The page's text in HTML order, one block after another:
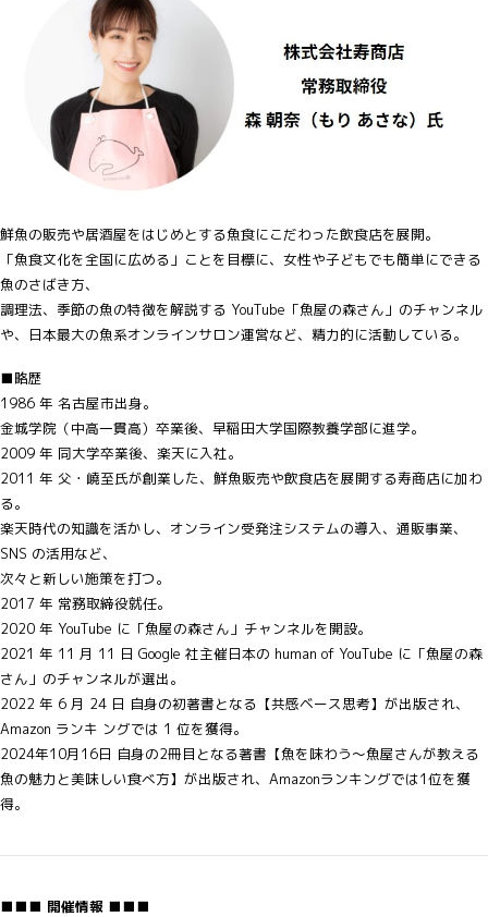
鮮魚の販売や居酒屋をはじめとする魚食にこだわった飲食店を展開。
「魚食文化を全国に広める」ことを目標に、女性や子どもでも簡単にできる
魚のさばき方、
調理法、季節の魚の特徴を解説する YouTube「魚屋の森さん」のチャンネル
や、日本最大の魚系オンラインサロン運営など、精力的に活動している。
■略歴
1986 年 名古屋市出身。
金城学院（中高一貫高）卒業後、早稲田大学国際教養学部に進学。
2009 年 同大学卒業後、楽天に入社。
2011 年 父・嶢至氏が創業した、鮮魚販売や飲食店を展開する寿商店に加わ
る。
楽天時代の知識を活かし、オンライン受発注システムの導入、通販事業、
SNS の活用など、
次々と新しい施策を打つ。
2017 年 常務取締役就任。
2020 年 YouTube に「魚屋の森さん」チャンネルを開設。
2021 年 11 月 11 日 Google 社主催日本の human of YouTube に「魚屋の森
さん」のチャンネルが選出。
2022 年 6 月 24 日 自身の初著書となる【共感ベース思考】が出版され、
Amazon ランキ ングでは 1 位を獲得。
2024年10月16日 自身の2冊目となる著書【魚を味わう～魚屋さんが教える
魚の魅力と美味しい食べ方】が出版され、Amazonランキングでは1位を獲
得。
■■■ 開催情報 ■■■